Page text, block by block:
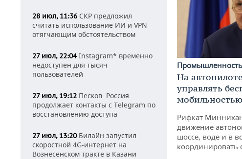
28 июл, 11:36 СКР предложил
считать использование ИИ и VPN
отягчающим обстоятельством
27 июл, 22:04Instagram* временно
недоступен для тысяч
пользователей
27 июл, 19:12 Песков: Россия
продолжает контакты с Telegram по
восстановлению доступа
27 июл, 13:20Билайн запустил
скоростной 4G-интернет на
Вознесенском тракте в Казани
Промышленность
На
управлять
мобильностью
Рифкат
движение
шоссе, воде и в
координировать